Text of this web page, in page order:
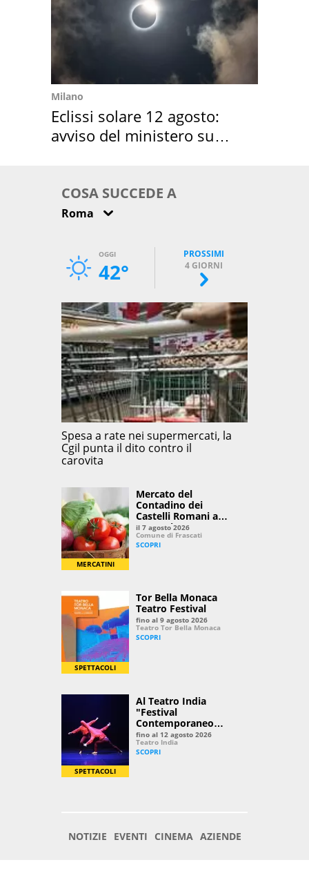
Milano
Eclissi solare 12 agosto:
avviso del ministero su